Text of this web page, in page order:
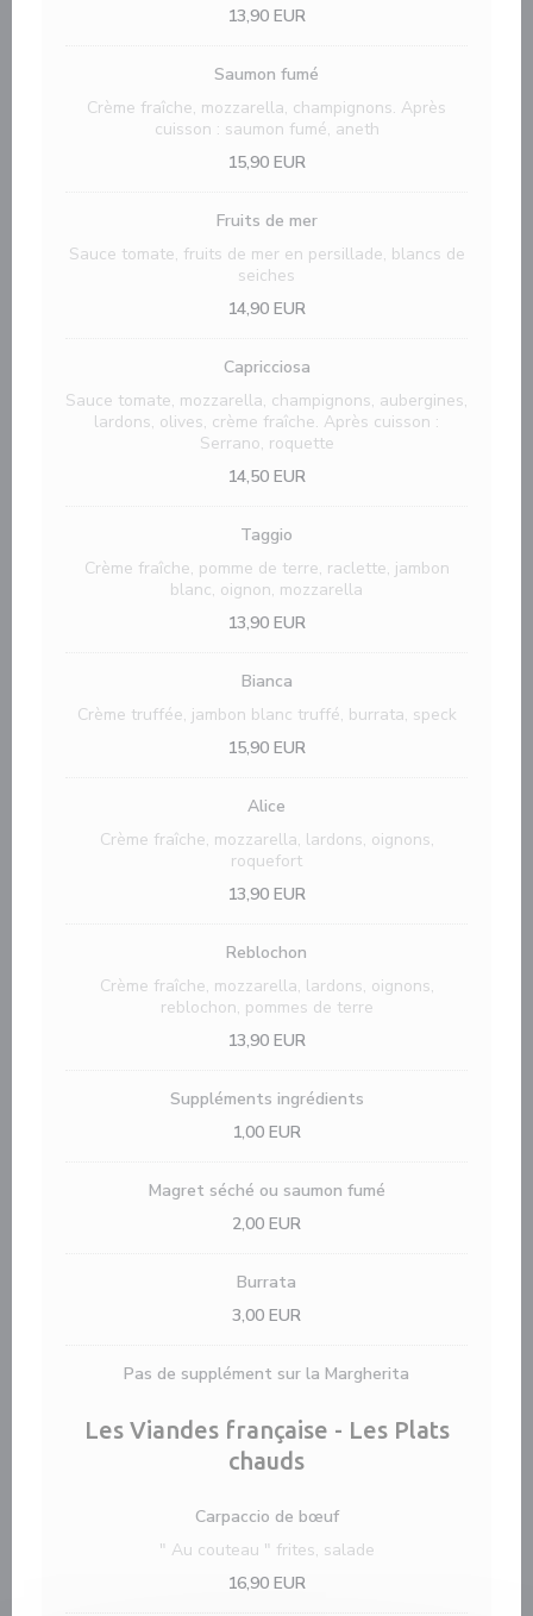
13,90 EUR
Saumon fumé
Crème fraîche, mozzarella, champignons. Après
cuisson : saumon fumé, aneth
15,90 EUR
Fruits de mer
Sauce tomate, fruits de mer en persillade, blancs de
seiches
14,90 EUR
Capricciosa
Sauce tomate, mozzarella, champignons, aubergines,
lardons, olives, crème fraîche. Après cuisson :
Serrano, roquette
14,50 EUR
Taggio
Crème fraîche, pomme de terre, raclette, jambon
blanc, oignon, mozzarella
13,90 EUR
Bianca
Crème truffée, jambon blanc truffé, burrata, speck
15,90 EUR
Alice
Crème fraîche, mozzarella, lardons, oignons,
roquefort
13,90 EUR
Reblochon
Crème fraîche, mozzarella, lardons, oignons,
reblochon, pommes de terre
13,90 EUR
Suppléments ingrédients
1,00 EUR
Magret séché ou saumon fumé
2,00 EUR
Burrata
3,00 EUR
Pas de supplément sur la Margherita
Les Viandes française - Les Plats
chauds
Carpaccio de bœuf
" Au couteau " frites, salade
16,90 EUR